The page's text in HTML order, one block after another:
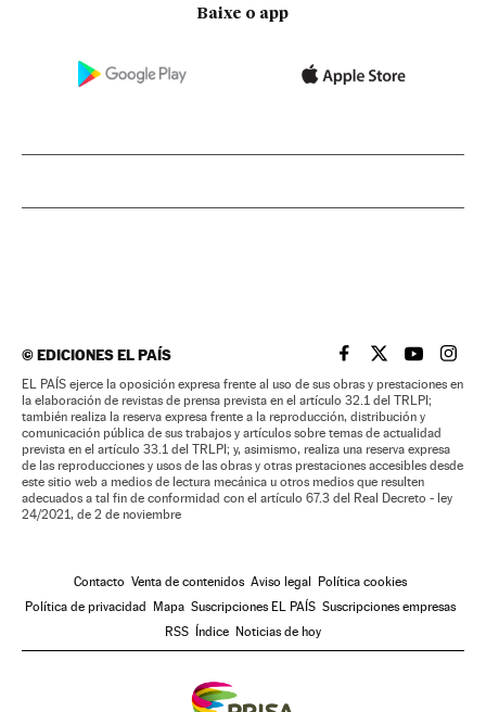
Baixe o app
©EDICIONES EL PAÍS EL PAÍS BRASIL EN
EL PAÍSEL PAÍS
EL
EL PAÍS ejerce la oposición expresa frente al uso de sus obras y prestaciones en
la elaboración de revistas de prensa prevista en el artículo 32.1 del TRLPI;
también realiza la reserva expresa frente a la reproducción, distribución y
comunicación pública de sus trabajos y artículos sobre temas de actualidad
prevista en el artículo 33.1 del TRLPI; y, asimismo, realiza una reserva expresa
de las reproducciones y usos de las obras y otras prestaciones accesibles desde
este sitio web a medios de lectura mecánica u otros medios que resulten
adecuados a tal fin de conformidad con el artículo 67.3 del Real Decreto - ley
24/2021, de 2 de noviembre
Contacto Venta de contenidos Aviso legal Política cookies
Política de privacidad Mapa Suscripciones EL PAÍS Suscripciones empresas
RSS Índice Noticias de hoy